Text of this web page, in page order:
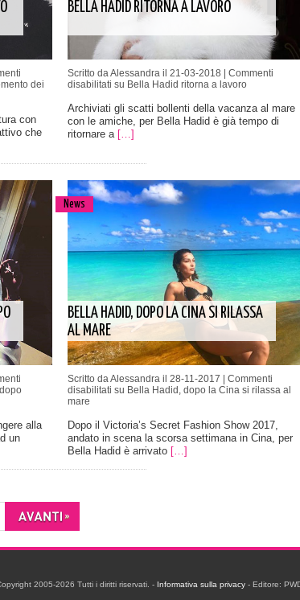
dei
con
che
BELLA HADID RITORNA A LAVORO
Scritto da Alessandra il 21-03-2018 | Commenti
disabilitati su Bella Hadid ritorna a lavoro
Archiviati gli scatti bollenti della vacanza al mare
con le amiche, per Bella Hadid è già tempo di
ritornare a […]
alla
un
News
BELLA HADID, DOPO LA CINA SI RILASSA
AL MARE
Scritto da Alessandra il 28-11-2017 | Commenti
disabilitati su Bella Hadid, dopo la Cina si rilassa al
mare
Dopo il Victoria’s Secret Fashion Show 2017,
andato in scena la scorsa settimana in Cina, per
Bella Hadid è arrivato […]
2005-2026 Tutti i diritti riservati. - Informativa sulla privacy- Editore: